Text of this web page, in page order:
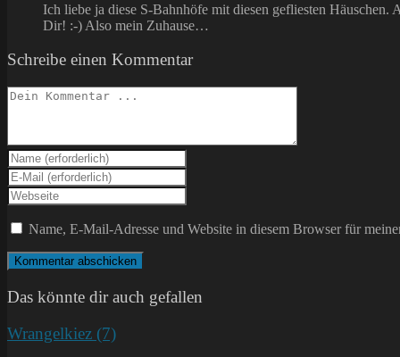
Ich liebe ja diese S-Bahnhöfe mit diesen gefliesten
Dir! :-) Also mein Zuhause…
Schreibe einen Kommentar
Kommentieren
Gib
deinen
Namen
oder
Benutzernamen
zum
Kommentieren
ein
Gib
deine
E-
Mail-
Adresse
zum
Kommentieren
Gib
deine
Website-
ein
(optional)
Name, E-Mail-Adresse und Website in diesem Browser für
Das könnte dir auch gefallen
Wrangelkiez (7)